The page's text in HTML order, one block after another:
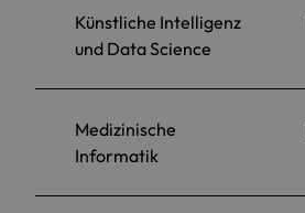
Künstliche Intelligenz
und Data Science
Medizinische
Informatik